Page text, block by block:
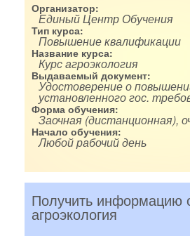
Организатор:
Единый Центр Обучения
Тип курса:
Повышение квалификации
Название курса:
Курс агроэкология
Выдаваемый документ:
Удостоверение о
установленного гос.
Форма обучения:
Заочная (дистанционная),
Начало обучения:
Любой рабочий день
Получить информацию
агроэкология